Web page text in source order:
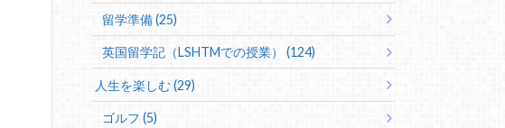
留学準備 (25)
英国留学記（LSHTMでの授業） (124)
人生を楽しむ (29)
ゴルフ (5)